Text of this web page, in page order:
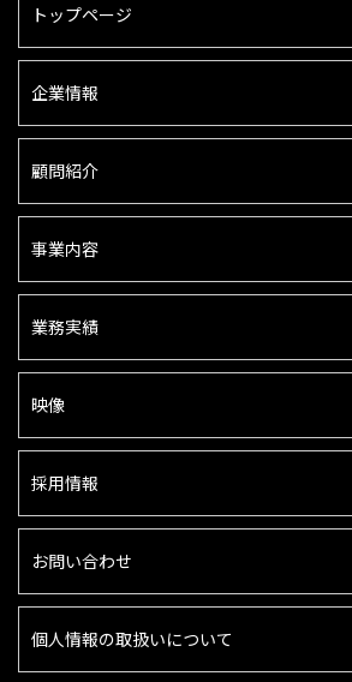
トップページ
企業情報
顧問紹介
事業内容
業務実績
映像
採用情報
お問い合わせ
個人情報の取扱いについて